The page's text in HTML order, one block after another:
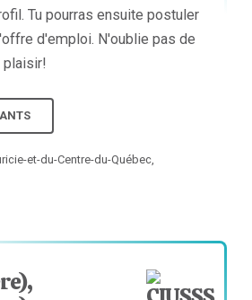
Tu pourras ensuite postuler
d'emploi. N'oublie pas de
plaisir!
et-du-Centre-du-Québec,